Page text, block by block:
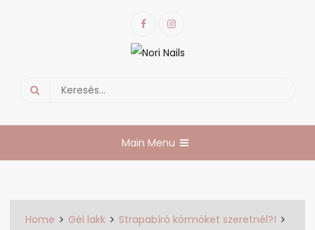
FacebookInstagram
Nori Nails
Search
Main Menu
Home Gél lakk
Strapabíró körmöket szeretnél?!